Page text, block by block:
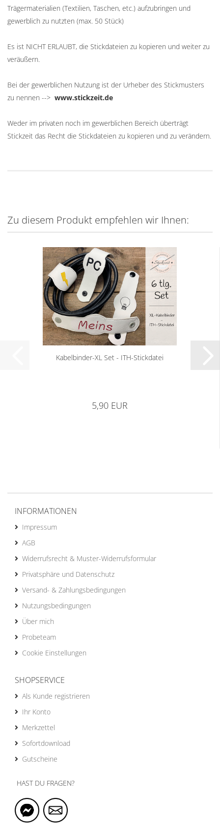
Trägermaterialien (Textilien, Taschen, etc.) aufzubringen und
gewerblich zu nutzten (max. 50 Stück)
Es ist NICHT ERLAUBT, die Stickdateien zu kopieren und weiter zu
veräußern.
Bei der gewerblichen Nutzung ist der Urheber des Stickmusters
zu nennen --> www.stickzeit.de
Weder im privaten noch im gewerblichen Bereich überträgt
Stickzeit das Recht die Stickdateien zu kopieren und zu verändern.
Zu diesem Produkt empfehlen wir Ihnen:
Kabelbinder-XL Set - ITH-Stickdatei
5,90 EUR
INFORMATIONEN
Impressum
AGB
Widerrufsrecht & Muster-Widerrufsformular
Privatsphäre und Datenschutz
Versand- & Zahlungsbedingungen
Nutzungsbedingungen
Über mich
Probeteam
Cookie Einstellungen
SHOPSERVICE
Als Kunde registrieren
Ihr Konto
Merkzettel
Sofortdownload
Gutscheine
HAST DU FRAGEN?